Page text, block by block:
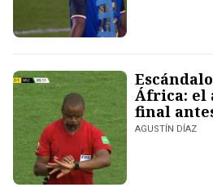
África: el
final
AGUSTÍN DÍAZ